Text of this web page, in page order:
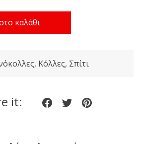
καλάθι
, Κόλλες, Σπίτι
it:
ShareShare